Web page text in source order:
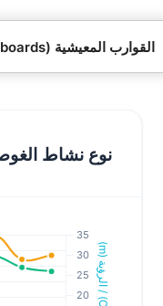
القوارب المعيشية (liveaboards) للغوص
نوع نشاط